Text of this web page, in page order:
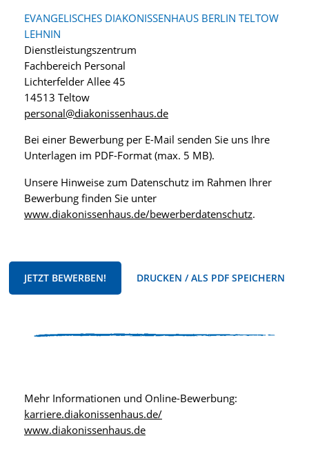
EVANGELISCHES DIAKONISSENHAUS BERLIN TELTOW
LEHNIN
Dienstleistungszentrum
Fachbereich Personal
Lichterfelder Allee 45
14513 Teltow
personal@diakonissenhaus.de
Bei einer Bewerbung per E-Mail senden Sie uns Ihre
Unterlagen im PDF-Format (max. 5 MB).
Unsere Hinweise zum Datenschutz im Rahmen Ihrer
Bewerbung finden Sie unter
www.diakonissenhaus.de/bewerberdatenschutz.
JETZT BEWERBEN! DRUCKEN / ALS PDF SPEICHERN
Mehr Informationen und Online-Bewerbung:
karriere.diakonissenhaus.de/
www.diakonissenhaus.de